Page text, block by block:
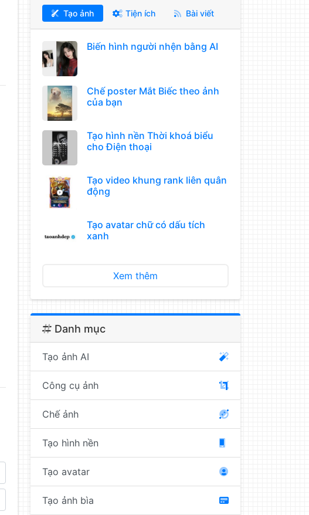
Tạo ảnh Tiện ích Bài viết
Biến hình người nhện bằng AI
Chế poster Mắt Biếc theo ảnh
của bạn
Tạo hình nền Thời khoá biểu
cho Điện thoại
Tạo video khung rank liên quân
động
Tạo avatar chữ có dấu tích
xanh
Xem thêm
Danh mục
Tạo ảnh AI
Công cụ ảnh
Chế ảnh
Tạo hình nền
Tạo avatar
Tạo ảnh bìa